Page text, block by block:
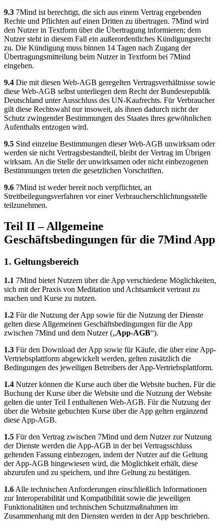
9.3 7Mind ist berechtigt, die sich aus einem Vertrag ergebenden
Rechte und Pflichten auf einen Dritten zu übertragen. 7Mind wird
den Nutzer in Textform über die Übertragung informieren; dem
Nutzer steht in diesem Fall ein außerordentliches Kündigungsrecht
zu. Die Kündigung muss binnen 14 Tagen nach Zugang der
Übertragungsmitteilung beim Nutzer in Textform bei 7Mind
eingehen.
9.4 Die mit diesen Web-AGB geregelten Vertragsverhältnisse sowie
diese Web-AGB selbst unterliegen dem Recht der Bundesrepublik
Deutschland unter Ausschluss des UN-Kaufrechts. Für Verbraucher
gilt diese Rechtswahl nur insoweit, als ihnen dadurch nicht der
Schutz zwingender Bestimmungen des Staates ihres gewöhnlichen
Aufenthalts entzogen wird.
9.5 Sind einzelne Bestimmungen dieser Web-AGB unwirksam oder
werden sie nicht Vertragsbestandteil, bleibt der Vertrag im Übrigen
wirksam. An die Stelle der unwirksamen oder nicht einbezogenen
Bestimmungen treten die gesetzlichen Vorschriften.
9.6 7Mind ist weder bereit noch verpflichtet, an
Streitbeilegungsverfahren vor einer Verbraucherschlichtungsstelle
teilzunehmen.
Teil II – Allgemeine
Geschäftsbedingungen für die 7Mind App
1. Geltungsbereich
1.1 7Mind bietet Nutzern über die App verschiedene Möglichkeiten,
sich mit der Praxis von Meditation und Achtsamkeit vertraut zu
machen und Kurse zu nutzen.
1.2 Für die Nutzung der App sowie für die Nutzung der Dienste
gelten diese Allgemeinen Geschäftsbedingungen für die App
zwischen 7Mind und dem Nutzer („App-AGB“).
1.3 Für den Download der App sowie für Käufe, die über eine App-
Vertriebsplattform abgewickelt werden, gelten zusätzlich die
Bedingungen des jeweiligen Betreibers der App-Vertriebsplattform.
1.4 Nutzer können die Kurse auch über die Website buchen. Für die
Buchung der Kurse über die Website und die Nutzung der Website
gelten die unter Teil I enthaltenen Web-AGB. Für die Nutzung der
über die Website gebuchten Kurse über die App gelten ergänzend
diese App-AGB.
1.5 Für den Vertrag zwischen 7Mind und dem Nutzer zur Nutzung
der Dienste werden die App-AGB in der bei Vertragsschluss
geltenden Fassung einbezogen, indem der Nutzer auf die Geltung
der App-AGB hingewiesen wird, die Möglichkeit erhält, diese
abzurufen und zu speichern, und ihre Geltung zu bestätigen.
1.6Alle technischen Anforderungen einschließlich Informationen
zur Interoperabilität und Kompatibilität sowie die jeweiligen
Funktionalitäten und technischen Schutzmaßnahmen im
Zusammenhang mit den Diensten werden in der App beschrieben.